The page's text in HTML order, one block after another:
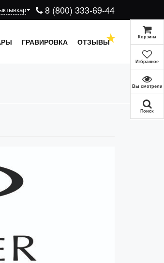
8 (800) 333-69-44
ГРАВИРОВКА ОТЗЫВЫ
Корзина
Избранное
Вы смотрели
Поиск